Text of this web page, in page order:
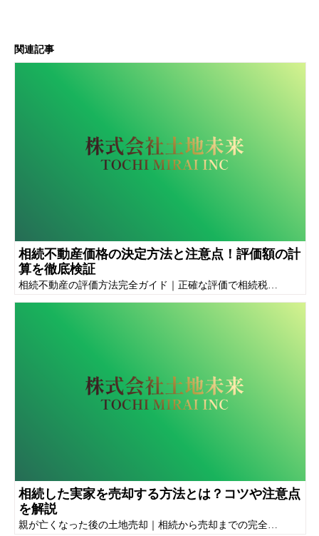
関連記事
相続不動産価格の決定方法と注意点！評価額の計
算を徹底検証
相続不動産の評価方法完全ガイド｜正確な評価で相続税…
相続した実家を売却する方法とは？コツや注意点
を解説
親が亡くなった後の土地売却｜相続から売却までの完全…